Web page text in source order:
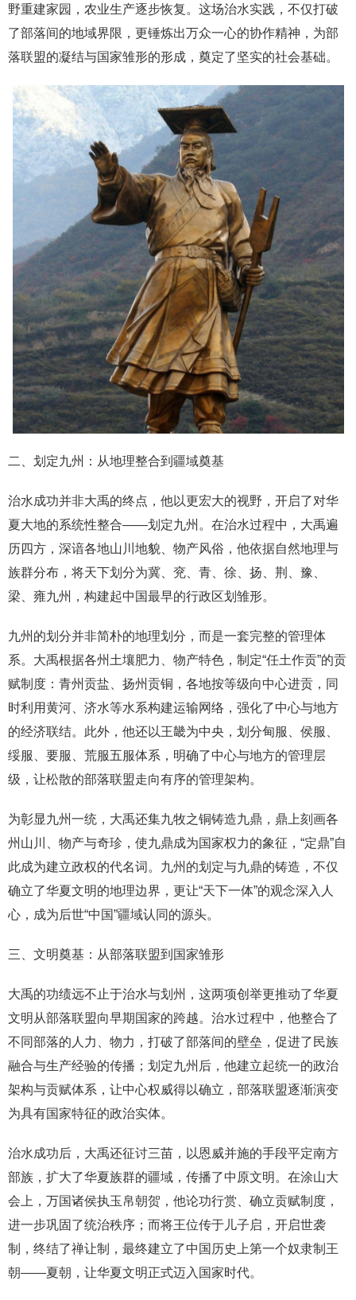
野重建家园，农业生产逐步恢复。这场治水实践，不仅打破
了部落间的地域界限，更锤炼出万众一心的协作精神，为部
落联盟的凝结与国家雏形的形成，奠定了坚实的社会基础。
二、划定九州：从地理整合到疆域奠基
治水成功并非大禹的终点，他以更宏大的视野，开启了对华
夏大地的系统性整合——划定九州。在治水过程中，大禹遍
历四方，深谙各地山川地貌、物产风俗，他依据自然地理与
族群分布，将天下划分为冀、兖、青、徐、扬、荆、豫、
梁、雍九州，构建起中国最早的行政区划雏形。
九州的划分并非简朴的地理划分，而是一套完整的管理体
系。大禹根据各州土壤肥力、物产特色，制定“任土作贡”的贡
赋制度：青州贡盐、扬州贡铜，各地按等级向中心进贡，同
时利用黄河、济水等水系构建运输网络，强化了中心与地方
的经济联结。此外，他还以王畿为中央，划分甸服、侯服、
绥服、要服、荒服五服体系，明确了中心与地方的管理层
级，让松散的部落联盟走向有序的管理架构。
为彰显九州一统，大禹还集九牧之铜铸造九鼎，鼎上刻画各
州山川、物产与奇珍，使九鼎成为国家权力的象征，“定鼎”自
此成为建立政权的代名词。九州的划定与九鼎的铸造，不仅
确立了华夏文明的地理边界，更让“天下一体”的观念深入人
心，成为后世“中国”疆域认同的源头。
三、文明奠基：从部落联盟到国家雏形
大禹的功绩远不止于治水与划州，这两项创举更推动了华夏
文明从部落联盟向早期国家的跨越。治水过程中，他整合了
不同部落的人力、物力，打破了部落间的壁垒，促进了民族
融合与生产经验的传播；划定九州后，他建立起统一的政治
架构与贡赋体系，让中心权威得以确立，部落联盟逐渐演变
为具有国家特征的政治实体。
治水成功后，大禹还征讨三苗，以恩威并施的手段平定南方
部族，扩大了华夏族群的疆域，传播了中原文明。在涂山大
会上，万国诸侯执玉帛朝贺，他论功行赏、确立贡赋制度，
进一步巩固了统治秩序；而将王位传于儿子启，开启世袭
制，终结了禅让制，最终建立了中国历史上第一个奴隶制王
朝——夏朝，让华夏文明正式迈入国家时代。